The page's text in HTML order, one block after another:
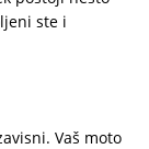
ste i
Vaš moto